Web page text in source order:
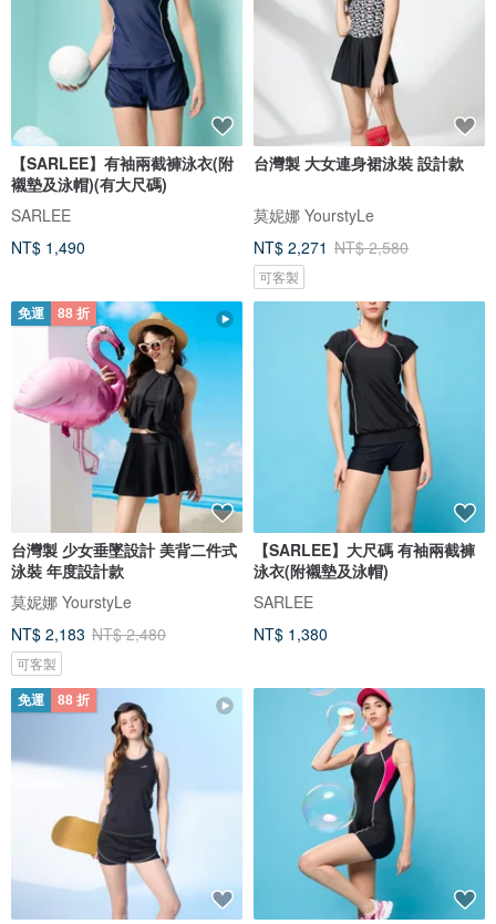
【SARLEE】有袖兩截褲泳衣(附
襯墊及泳帽)(有大尺碼)
SARLEE
NT$ 1,490
台灣製 大女連身裙泳裝 設計款
莫妮娜 YourstyLe
NT$ 2,271 NT$ 2,580
可客製
免運 88 折
台灣製 少女垂墜設計 美背二件式
泳裝 年度設計款
莫妮娜 YourstyLe
NT$ 2,183 NT$ 2,480
可客製
【SARLEE】大尺碼 有袖兩截褲
泳衣(附襯墊及泳帽)
SARLEE
NT$ 1,380
免運 88 折